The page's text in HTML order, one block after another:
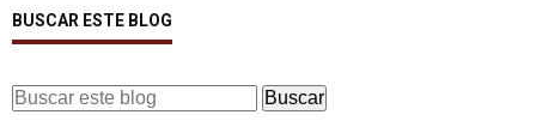
BUSCAR ESTE BLOG